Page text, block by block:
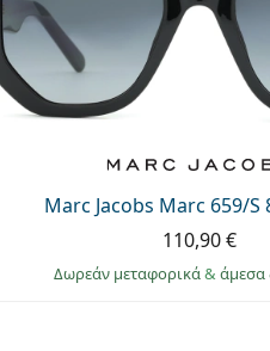
Marc Jacobs Marc 659/S
110,90 €
Δωρεάν μεταφορικά& άμεσα